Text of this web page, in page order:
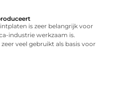
is zeer belangrijk voor
industrie werkzaam is.
veel gebruikt als basis voor